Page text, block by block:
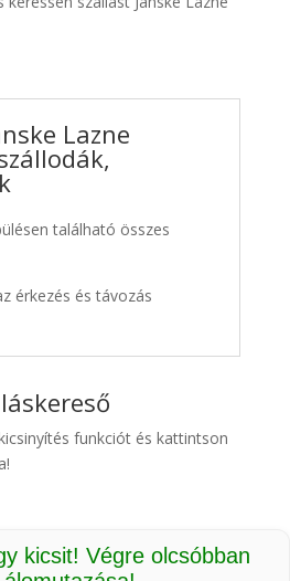
Lazne
található összes
érkezés és távozás
funkciót és kattintson
kicsit! Végre olcsóbban